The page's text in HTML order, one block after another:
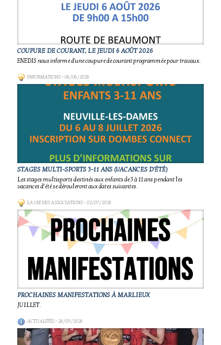
COUPURE DE COURANT, LE JEUDI 6 AOÛT 2026
ENEDIS nous informe d'une coupure de courant programmée pour travaux.
INFORMATIONS- 06/06/2026
STAGES MULTI-SPORTS 3-11 ANS (VACANCES D'ÉTÉ)
Les stages multisports destinés aux enfants de 3 à 11 ans pendant les
vacances d’été se dérouleront aux dates suivantes.
LA VIE DES ASSOCIATIONS- 02/07/2026
PROCHAINES MANIFESTATIONS À MARLIEUX
JUILLET.
ACTUALITÉS- 26/05/2026